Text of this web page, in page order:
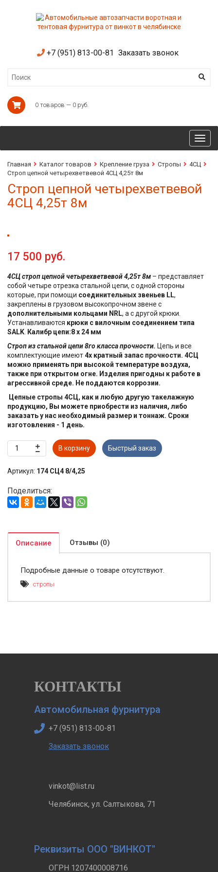
+7 (951) 813-00-81 Заказать звонок
0 товаров — 0 руб.
Главная Каталог товаров Крепление груза Стропы
4СЦ
Строп цепной четырехветвевой 4СЦ 4,25т 8м
Строп цепной четырехветвевой
4СЦ 4,25т 8м
17 500 руб.
4СЦ строп цепной четырехветвевой 4,25т 8м – представляет
собой четыре отрезка стальной цепи, с одной стороны
которые, при помощи соединительных звеньев LL,
закреплены в грузовом высокопрочном звене с
дополнительными кольцами NRL, а с другой крюки.
Устанавливаются крюки с вилочным соединением типа
SALK Калибр цепи:8 х 24 мм
Строп из стальной цепи 8го класса прочности. Цепь и все
комплектующие имеют4х кратный запас прочности. 4СЦ
можно применять при высокой температуре воздуха,
также при открытом огне. Изделия пригодны к работе в
агрессивной среде. Не поддаются коррозии.
Цепные стропы 4СЦ, как и любую другую такелажную
продукцию, Вы можете приобрести из наличия, либо
заказать у нас необходимый размер и тоннаж. Сроки
изготовления - 1 день.
В корзину Быстрый заказ
Артикул: 174 СЦ4 8/4,25
Поделиться:
Описание Отзывы (0)
Подробные данные о товаре отсутствуют.
стропы
КОНТАКТЫ
Автомобильная фурнитура
+7 (951) 813-00-81
Заказать звонок
vinkot@list.ru
Челябинск, ул. Салтыкова, 71
Реквизиты ООО "ВИНКОТ"
ОГРН 1207400008716